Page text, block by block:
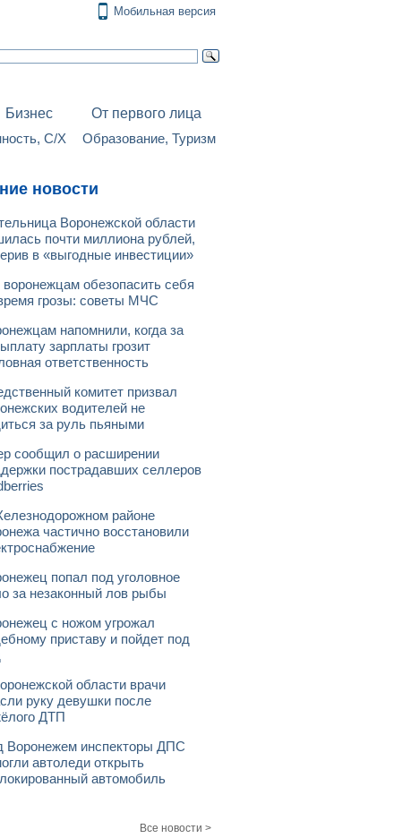
Мобильная версия
Бизнес
От первого лица
С/Х Образование, Туризм
новости
Воронежской области
почти миллиона рублей,
в «выгодные инвестиции»
воронежцам обезопасить себя
грозы: советы МЧС
напомнили, когда за
зарплаты грозит
ответственность
комитет призвал
водителей не
за руль пьяными
сообщил о расширении
пострадавших селлеров
районе
частично восстановили
попал под уголовное
за незаконный лов рыбы
с ножом угрожал
приставу и пойдет под
области врачи
руку девушки после
ДТП
Воронежем инспекторы ДПС
автоледи открыть
автомобиль
Все новости >